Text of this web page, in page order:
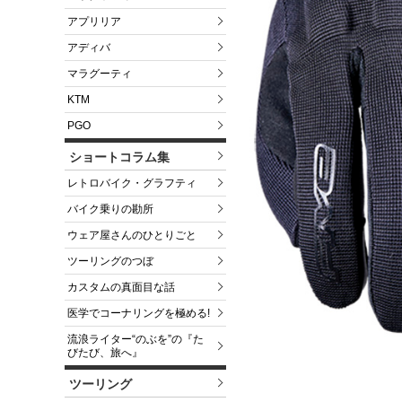
アプリリア
アディバ
マラグーティ
KTM
PGO
ショートコラム集
レトロバイク・グラフティ
バイク乗りの勘所
ウェア屋さんのひとりごと
ツーリングのつぼ
カスタムの真面目な話
医学でコーナリングを極める!
流浪ライター“のぶを”の『た
びたび、旅へ』
ツーリング